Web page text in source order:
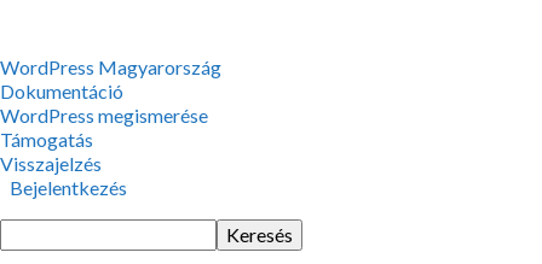
WordPress,
a
csodás
WordPress Magyarország
Dokumentáció
WordPress megismerése
Támogatás
Visszajelzés
Bejelentkezés
Keresés